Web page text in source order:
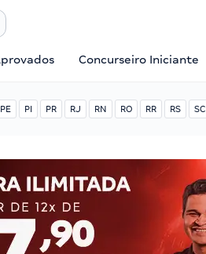
Concurseiro Iniciante
PE PI PR RJ RN RO RR RS SC